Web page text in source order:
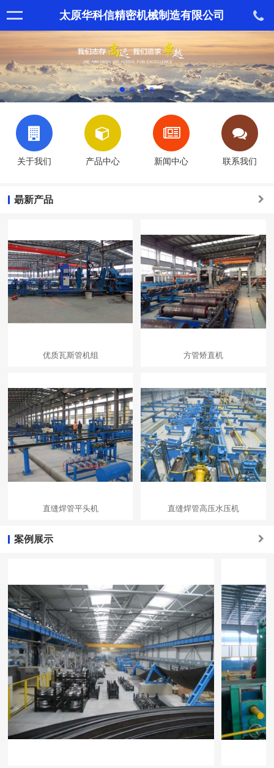
太原华科信精密机械制造有限公司
关于我们 产品中心 新闻中心 联系我们
朂新产品
优质瓦斯管机组 方管矫直机
直缝焊管平头机 直缝焊管高压水压机
案例展示